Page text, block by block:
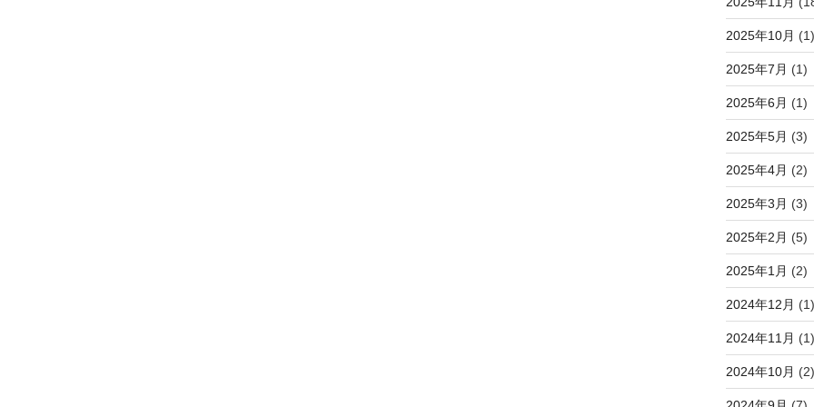
2025年10月 (1)
2025年7月 (1)
2025年6月 (1)
2025年5月 (3)
2025年4月 (2)
2025年3月 (3)
2025年2月 (5)
2025年1月 (2)
2024年12月 (1)
2024年11月 (1)
2024年10月 (2)